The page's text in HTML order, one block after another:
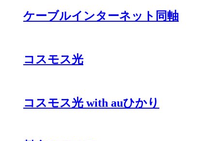
ケーブルインターネット同軸
コスモス光
コスモス光 with auひかり